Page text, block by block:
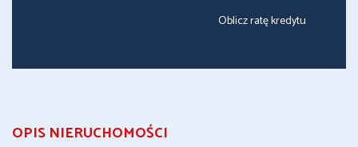
Oblicz ratę kredytu
OPIS NIERUCHOMOŚCI